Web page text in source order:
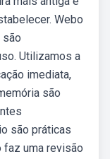
Webo
são
Utilizamos a
imediata,
são
são práticas
faz uma revisão